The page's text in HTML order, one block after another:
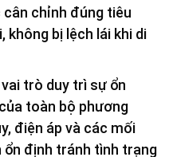
chỉnh đúng tiêu
không bị lệch lái khi di
trò duy trì sự ổn
toàn bộ phương
điện áp và các mối
định tránh tình trạng